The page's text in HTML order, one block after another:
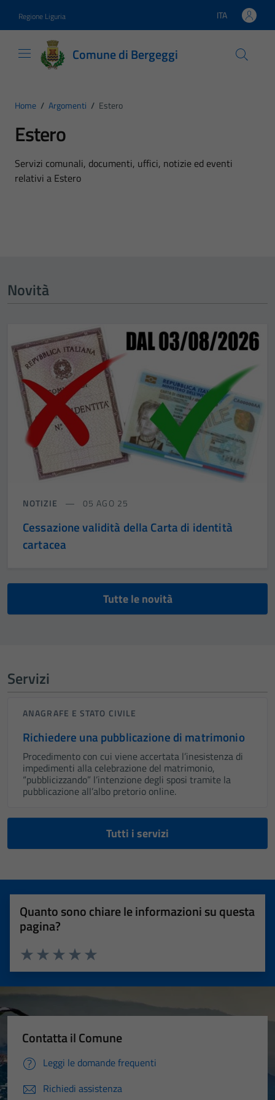
Regione Liguria Lingua attiva:
ITA
Comune di Bergeggi
Home / Argomenti / Estero
Estero
Dettagli dell'argomento
Servizi comunali, documenti, uffici, notizie ed eventi
relativi a Estero
Novità
NOTIZIE 05 AGO 25
Cessazione validità della Carta di identità
cartacea
Tutte le novità
Servizi
ANAGRAFE E STATO CIVILE
Richiedere una pubblicazione di matrimonio
Procedimento con cui viene accertata l’inesistenza di
impedimenti alla celebrazione del matrimonio,
“pubblicizzando” l’intenzione degli sposi tramite la
pubblicazione all’albo pretorio online.
Tutti i servizi
Quanto sono chiare le informazioni su questa
pagina?
Valuta 5 stelle su 5
Valuta 4 stelle su 5
Valuta 3 stelle su 5
Valuta 2 stelle su 5
Valuta 1 stelle su 5
Contatta il Comune
Leggi le domande frequenti
Richiedi assistenza